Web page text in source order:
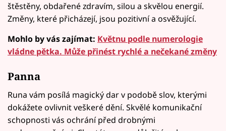
štěstěny, obdařené zdravím, silou a skvělou energií.
Změny, které přicházejí, jsou pozitivní a osvěžující.
Mohlo by vás zajímat: Květnu podle numerologie
vládne pětka. Může přinést rychlé a nečekané změny
Panna
Runa vám posílá magický dar v podobě slov, kterými
dokážete ovlivnit veškeré dění. Skvělé komunikační
schopnosti vás ochrání před drobnými